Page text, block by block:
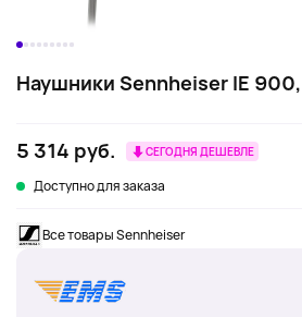
Наушники Sennheiser IE
5 314 руб. СЕГОДНЯ ДЕШЕВЛЕ
Доступно для заказа
Все товары Sennheiser